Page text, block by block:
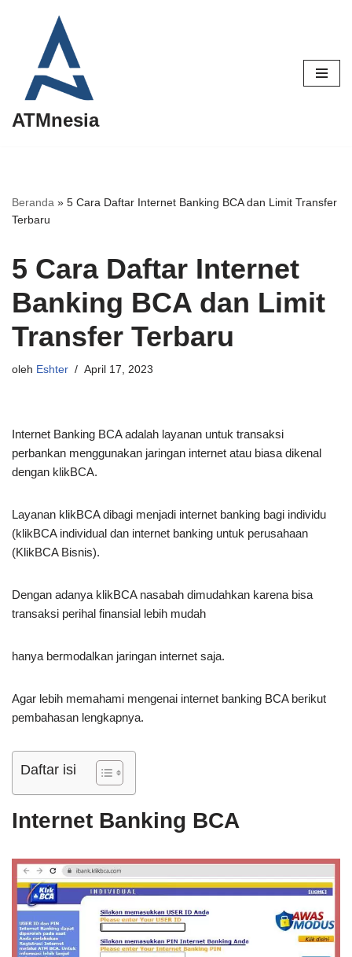
Lompat
konten
ATMnesia
Beranda » 5 Cara Daftar Internet Banking BCA dan Limit Transfer
Terbaru
5 Cara Daftar Internet
Banking BCA dan Limit
Transfer Terbaru
oleh Eshter April 17, 2023
Internet Banking BCA adalah layanan untuk transaksi
perbankan menggunakan jaringan internet atau biasa dikenal
dengan klikBCA.
Layanan klikBCA dibagi menjadi internet banking bagi individu
(klikBCA individual dan internet banking untuk perusahaan
(KlikBCA Bisnis).
Dengan adanya klikBCA nasabah dimudahkan karena bisa
transaksi perihal finansial lebih mudah
hanya bermodalkan jaringan internet saja.
Agar lebih memahami mengenai internet banking BCA berikut
pembahasan lengkapnya.
Daftar isi
Internet Banking BCA